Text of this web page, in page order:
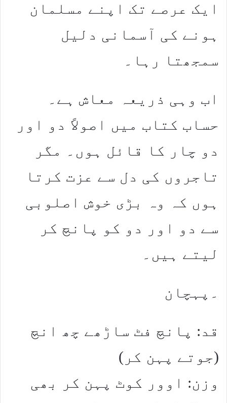
ایک عرصے تک اپنے مسلمان
ہونے کی آسمانی دلیل
سمجھتا رہا۔
اب وہی ذریعہ معاش ہے۔
حساب کتاب میں اصولاً دو اور
دو چار کا قائل ہوں۔ مگر
تاجروں کی دل سے عزت کرتا
ہوں کہ وہ بڑی خوش اصلوبی
سے دو اور دو کو پانچ کر
لیتے ہیں۔
۔پہچان
قد: پانچ فٹ ساڑھے چھ انچ
(جوتے پہن کر)
وزن: اوور کوٹ پہن کر بھی